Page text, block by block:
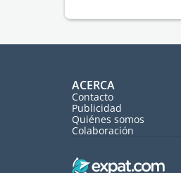
ACERCA
Contacto
Publicidad
Quiénes somos
Colaboración